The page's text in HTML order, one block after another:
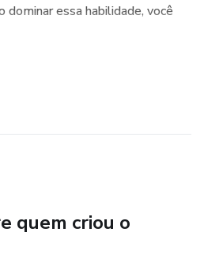
dominar essa habilidade, você
quem criou o